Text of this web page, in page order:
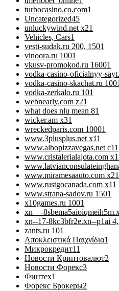
turbocasino.co.com1
Uncategorized45
unluckywind.net x21
Vehicles, Cars1
vesti-sudak.ru 200, 1501
vinoora.ru 1001
vkusv-promokod.ru 16001
vodka-casino-oficialnyy-
vodka-casino-skachat.ru 100
vodka-zerkalo.ru 101
webnearly.com z21
what does nlu mean 81
wicker.am x31
wreckedparis.com 10001
www.3plusplus.net x11
www.albopizzavegas.net c11
www.cristalerialajota.com x1
www.miramesaauto.com x21
www.rustgocanada.com x11
www.strana-sadov.ru 1501
x10games.ru 1001
xn—-
xn--17-8kc3bfr2e.xn--p1ai
zants.ru 101
Αποκλειστικά Παιχνίδια1
Микрокредит11
Новости Криптовалют2
Новости Форекс3
Финтех1
Форекс Брокеры2